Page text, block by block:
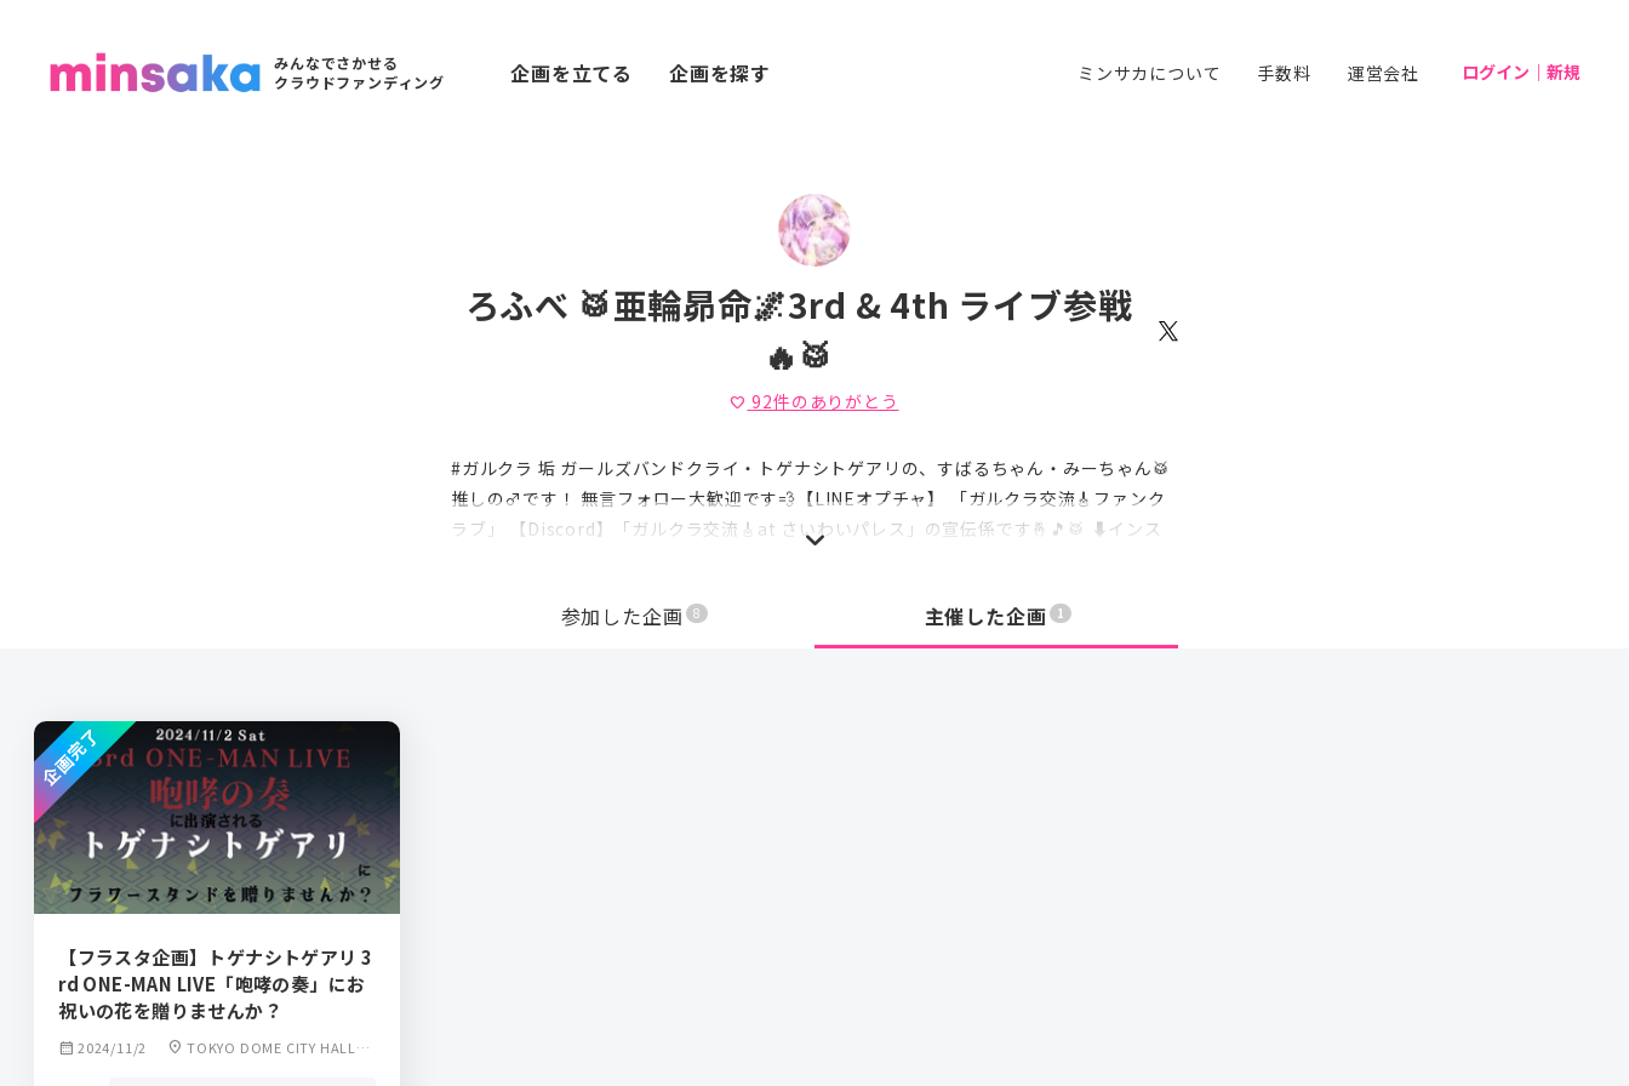
みんなでさかせる
クラウドファンディング
企画を立てる 企画を探す ミンサカについて 手数料 運営会社 ログイン｜新規
ろふべ 🥁亜輪昴命🌌3rd & 4th ライブ参戦
🔥🥁
favorite 92件のありがとう
#ガルクラ 垢 ガールズバンドクライ・トゲナシトゲアリの、すばるちゃん・みーちゃん🥁
推しの♂です！ 無言フォロー大歓迎です💨【LINEオプチャ】 「ガルクラ交流🎸ファンク
ラブ」 【Discord】「ガルクラ交流🎸at さいわいパレス」の宣伝係です🤞🎵🥁 ⬇️インス
参加した企画 8 主催した企画 1
【フラスタ企画】トゲナシトゲアリ 3
rd ONE-MAN LIVE「咆哮の奏」にお
祝いの花を贈りませんか？
calendar_month 2024/11/2 location_on TOKYO DOME CITY HALL
企画完了